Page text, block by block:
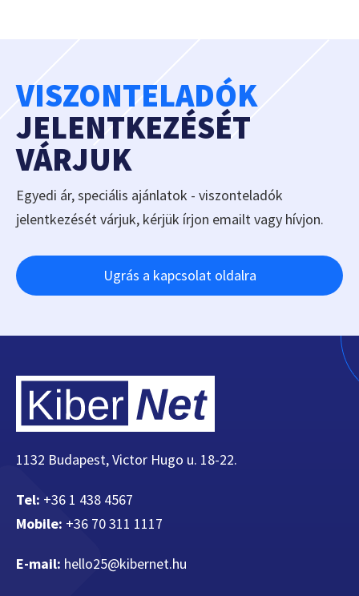
VISZONTELADÓK
JELENTKEZÉSÉT
VÁRJUK
Egyedi ár, speciális ajánlatok - viszonteladók
jelentkezését várjuk, kérjük írjon emailt vagy hívjon.
Ugrás a kapcsolat oldalra
1132 Budapest, Victor Hugo u. 18-22.
Tel: +36 1 438 4567
Mobile: +36 70 311 1117
E-mail: hello25@kibernet.hu